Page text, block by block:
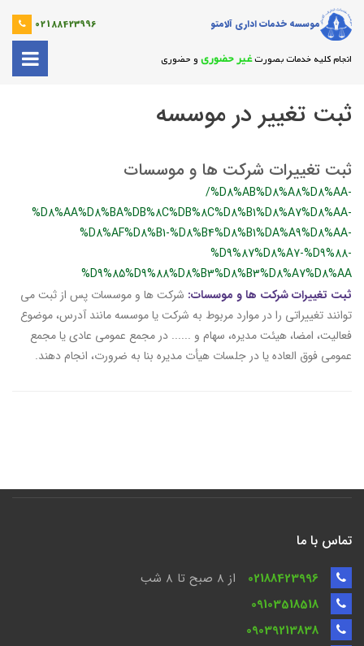
موسسه خدمات اداری آلامتو 02188423996
انجام کلیه خدمات بصورتغیر حضوری و حضوری
ثبت تغییر در موسسه
ثبت تغییرات شرکت ها و موسسات
/%D8%AB%D8%A8%D8%AA-
%D8%AA%D8%BA%DB%8C%DB%8C%D8%B1%D8%A7%D8%AA-
%D8%AF%D8%B1-%D8%B4%D8%B1%DA%A9%D8%AA-
%D9%87%D8%A7-%D9%88-
%D9%85%D9%88%D8%B3%D8%B3%D8%A7%D8%AA
ثبت تغییرات شرکت ها و موسسات: شرکت ها و موسسات پس از ثبت می
توانند تغییراتی را در موارد مربوط به شرکت یا موسسه مانند آدرس، موضوع
فعالیت، امضا، هیئت مدیره، سهام و ...... در مجمع عمومی عادی یا مجمع
عمومی فوق العاده یا در جلسات هیأت مدیره بنا به ضرورت، انجام دهند.
تماس با ما
02188423996
از 8 صبح تا ۸ شب
09103518518
09039213838